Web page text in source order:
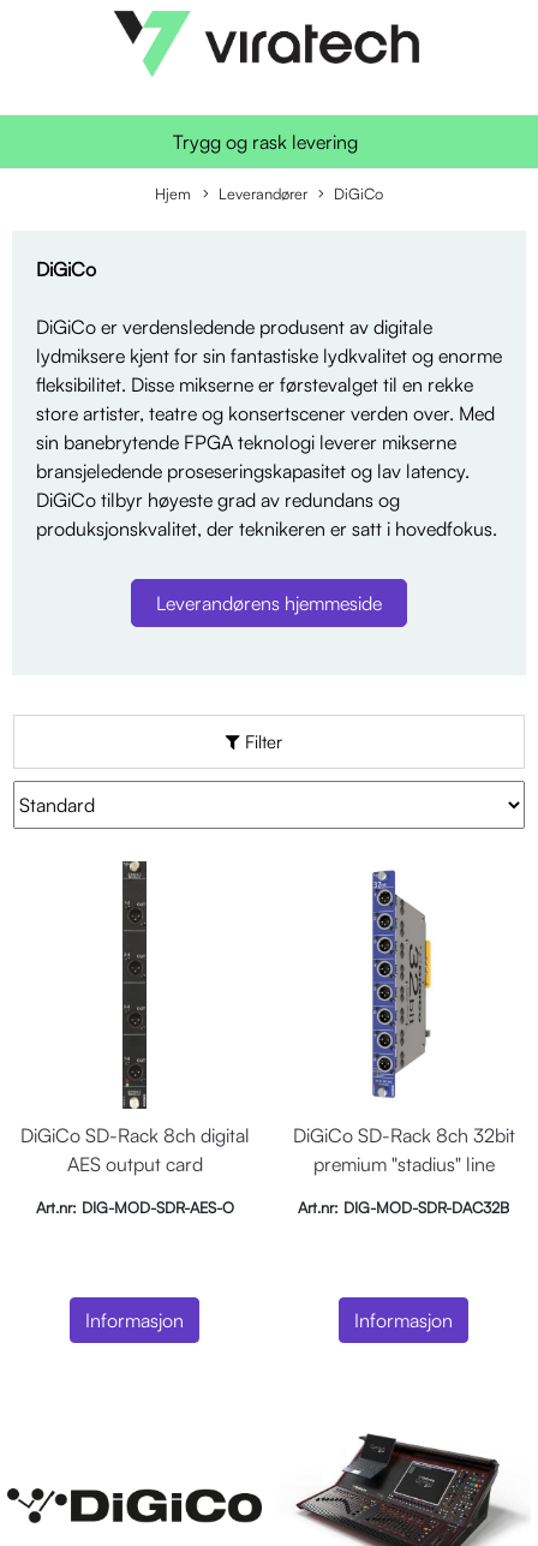
Trygg og rask levering
Hjem Leverandører DiGiCo
DiGiCo
DiGiCo er verdensledende produsent av digitale
lydmiksere kjent for sin fantastiske lydkvalitet og enorme
fleksibilitet. Disse mikserne er førstevalget til en rekke
store artister, teatre og konsertscener verden over. Med
sin banebrytende FPGA teknologi leverer mikserne
bransjeledende proseseringskapasitet og lav latency.
DiGiCo tilbyr høyeste grad av redundans og
produksjonskvalitet, der teknikeren er satt i hovedfokus.
Leverandørens hjemmeside
Filter
DiGiCo SD-Rack 8ch digital
AES output card
Art.nr: DIG-MOD-SDR-AES-O
Informasjon
DiGiCo SD-Rack 8ch 32bit
premium "stadius" line
Art.nr: DIG-MOD-SDR-DAC32B
Informasjon